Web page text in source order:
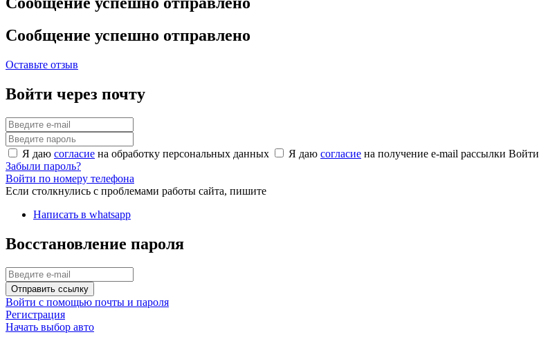
Сообщение успешно отправлено
Оставьте отзыв
Войти через почту
Я даю согласие на обработку персональных данных Я даю согласие на получение e-mail рассылки Войти
Забыли пароль?
Войти по номеру телефона
Если столкнулись с проблемами работы сайта, пишите
Написать в whatsapp
Восстановление пароля
Отправить ссылку
Войти с помощью почты и пароля
Регистрация
Начать выбор авто